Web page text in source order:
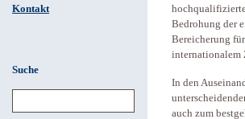
Kontakt
Suche
Bedrohung der
Bereicherung
internationalem
In den
auch zum